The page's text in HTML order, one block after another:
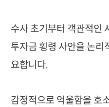
수사 초기부터 객관적인
투자금 횡령 사안을 논리
요합니다.
감정적으로 억울함을 호